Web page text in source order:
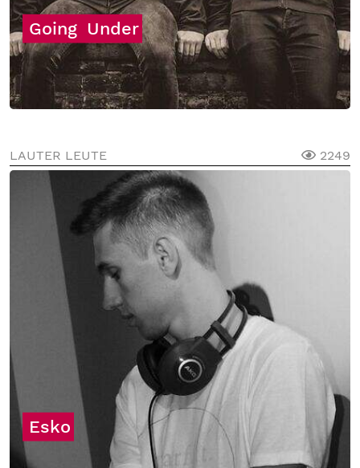
Going Under
LAUTER LEUTE 2249
Esko